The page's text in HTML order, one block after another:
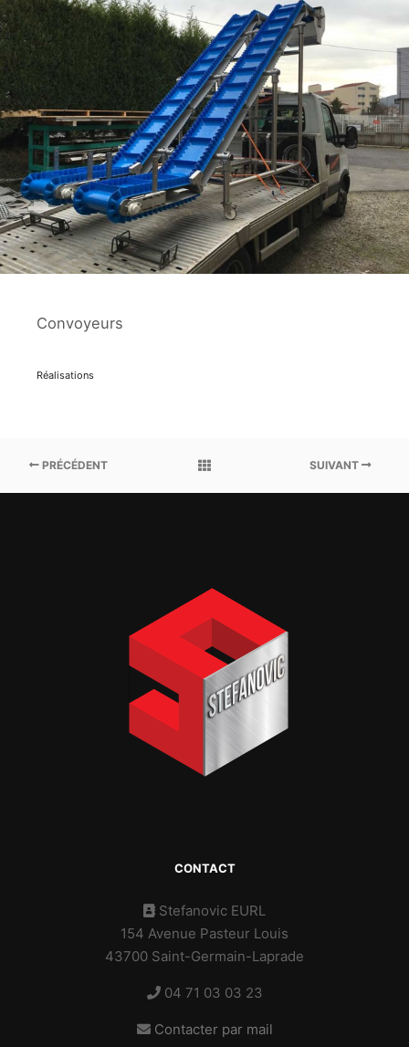
Convoyeurs
Réalisations
PRÉCÉDENT SUIVANT
CONTACT
Stefanovic EURL
154 Avenue Pasteur Louis
43700 Saint-Germain-Laprade
04 71 03 03 23
Contacter par mail